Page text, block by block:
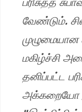
வேண்டும்.
முழுமையான
மகிழ்ச்சி
தனிப்பட்ட
அக்கறையோ